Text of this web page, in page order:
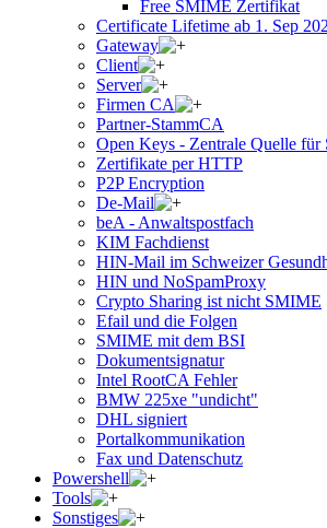
Free SMIME Zertifikat
Certificate Lifetime ab 1. Sep
Gateway
Client
Server
Firmen CA
Partner-StammCA
Open Keys - Zentrale Quelle
Zertifikate per HTTP
P2P Encryption
De-Mail
beA - Anwaltspostfach
KIM Fachdienst
HIN-Mail im Schweizer
HIN und NoSpamProxy
Crypto Sharing ist nicht SMIME
Efail und die Folgen
SMIME mit dem BSI
Dokumentsignatur
Intel RootCA Fehler
BMW 225xe "undicht"
DHL signiert
Portalkommunikation
Fax und Datenschutz
Powershell
Tools
Sonstiges